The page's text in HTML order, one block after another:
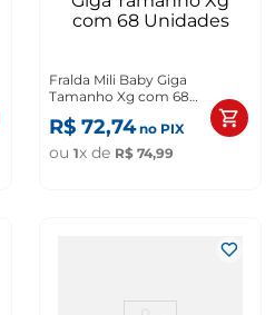
Fralda Mili Baby Giga
Tamanho Xg com 68
Unidades
R$ 72,74no PIX
ou 1x de R$ 74,99